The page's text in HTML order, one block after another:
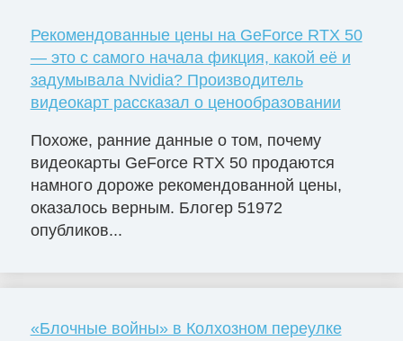
Рекомендованные цены на GeForce RTX 50
— это с самого начала фикция, какой её и
задумывала Nvidia? Производитель
видеокарт рассказал о ценообразовании
Похоже, ранние данные о том, почему
видеокарты GeForce RTX 50 продаются
намного дороже рекомендованной цены,
оказалось верным. Блогер 51972
опубликов...
«Блочные войны» в Колхозном переулке